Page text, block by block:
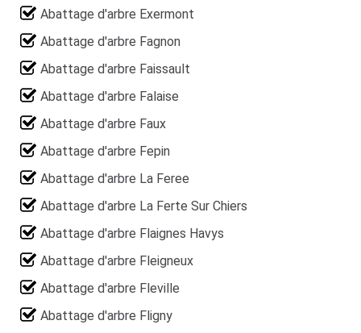
Abattage d'arbre Exermont
Abattage d'arbre Fagnon
Abattage d'arbre Faissault
Abattage d'arbre Falaise
Abattage d'arbre Faux
Abattage d'arbre Fepin
Abattage d'arbre La Feree
Abattage d'arbre La Ferte Sur Chiers
Abattage d'arbre Flaignes Havys
Abattage d'arbre Fleigneux
Abattage d'arbre Fleville
Abattage d'arbre Fligny